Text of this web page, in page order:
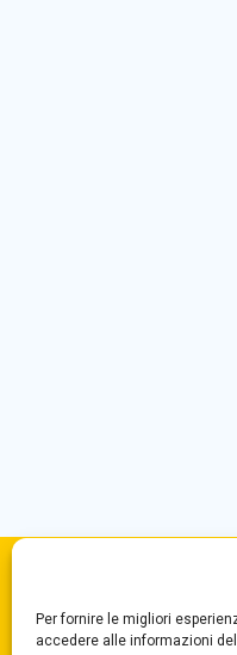
Per fornire le migliori
accedere alle informazioni
“T.